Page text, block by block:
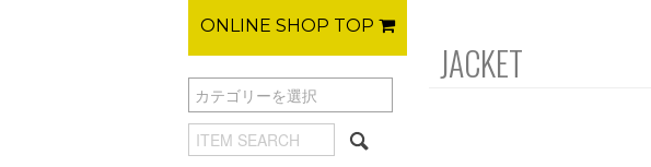
JACKET
ONLINE SHOP TOP